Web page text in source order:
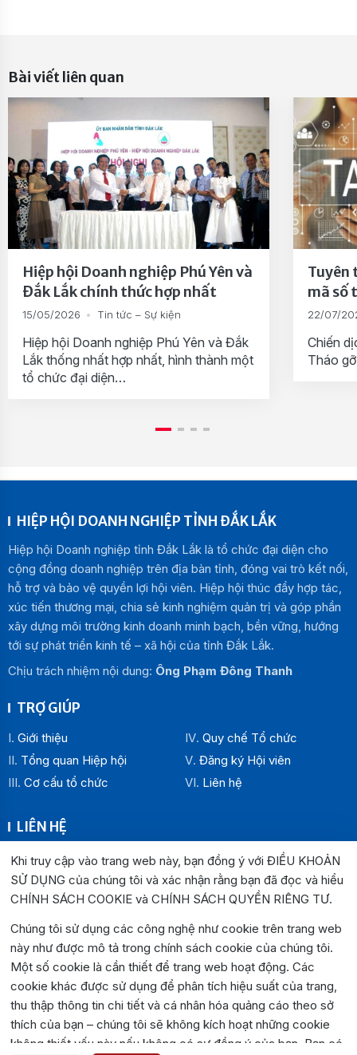
Bài viết liên quan
Hiệp hội Doanh nghiệp Phú Yên và
Đắk Lắk chính thức hợp nhất
15/05/2026 Tin tức – Sự kiện
Hiệp hội Doanh nghiệp Phú Yên và Đắk
Lắk thống nhất hợp nhất, hình thành một
tổ chức đại diện…
Tuyên
mã số
22/07/
Chiến
Tháo
HIỆP HỘI DOANH NGHIỆP TỈNH ĐẮK LẮK
Hiệp hội Doanh nghiệp tỉnh Đắk Lắk là tổ chức đại diện cho
cộng đồng doanh nghiệp trên địa bàn tỉnh, đóng vai trò kết nối,
hỗ trợ và bảo vệ quyền lợi hội viên. Hiệp hội thúc đẩy hợp tác,
xúc tiến thương mại, chia sẻ kinh nghiệm quản trị và góp phần
xây dựng môi trường kinh doanh minh bạch, bền vững, hướng
tới sự phát triển kinh tế – xã hội của tỉnh Đắk Lắk.
Chịu trách nhiệm nội dung: Ông Phạm Đông Thanh
TRỢ GIÚP
Giới thiệu
Tổng quan Hiệp hội
Cơ cấu tổ chức
Quy chế Tổ chức
Đăng ký Hội viên
Liên hệ
LIÊN HỆ
Địa chỉ:
Văn phòng Hiệp hội Doanh nghiệp tỉnh Đắk Lắk: Số 33
Trường Chinh , P. Buôn Ma Thuột, tỉnh Đắk Lắk
Tuy Hòa, tỉnh Đắk Lắk
Hotline: 0262.3825999
0262.3827999
Email: hiephoidoanhnghiepdaklak@gmail.com
Website: https://hiephoidoanhnghiepdaklak.org
Bản đồ: https://maps.app.goo.gl/jYirzGGrLPUqLgvS9
Khi truy cập vào trang web này, bạn đồng ý với ĐIỀU KHOẢN
SỬ DỤNG của chúng tôi và xác nhận rằng bạn đã đọc và hiểu
CHÍNH SÁCH COOKIE và CHÍNH SÁCH QUYỀN RIÊNG TƯ.
Chúng tôi sử dụng các công nghệ như cookie trên trang web
này như được mô tả trong chính sách cookie của chúng tôi.
Một số cookie là cần thiết để trang web hoạt động. Các
cookie khác được sử dụng để phân tích hiệu suất của trang,
thu thập thông tin chi tiết và cá nhân hóa quảng cáo theo sở
thích của bạn – chúng tôi sẽ không kích hoạt những cookie
không thiết yếu này nếu không có sự đồng ý của bạn. Bạn có